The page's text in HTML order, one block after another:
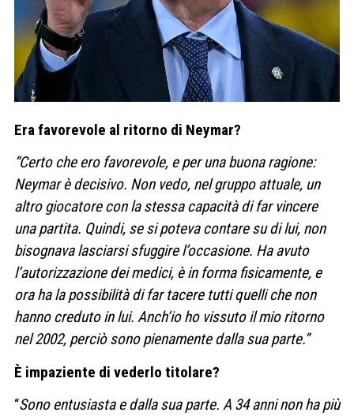
Era favorevole al ritorno di Neymar?
“Certo che ero favorevole, e per una buona ragione:
Neymar è decisivo. Non vedo, nel gruppo attuale, un
altro giocatore con la stessa capacità di far vincere
una partita. Quindi, se si poteva contare su di lui, non
bisognava lasciarsi sfuggire l’occasione. Ha avuto
l’autorizzazione dei medici, è in forma fisicamente, e
ora ha la possibilità di far tacere tutti quelli che non
hanno creduto in lui. Anch’io ho vissuto il mio ritorno
nel 2002, perciò sono pienamente dalla sua parte.”
È impaziente di vederlo titolare?
“Sono entusiasta e dalla sua parte. A 34 anni non ha più